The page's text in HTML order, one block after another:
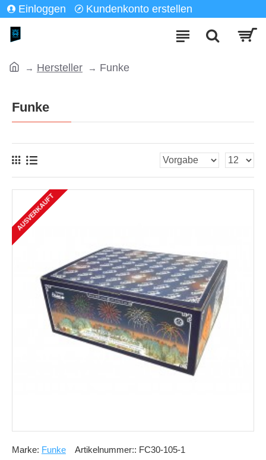
Einloggen Kundenkonto erstellen
Hersteller Funke
Funke
AUSVERKAUFT
Marke: Funke Artikelnummer:: FC30-105-1